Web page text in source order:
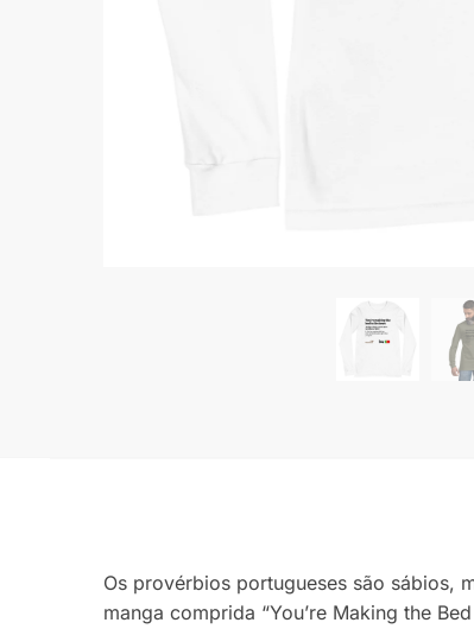
Os provérbios portugueses são sábios,
manga comprida “You’re Making the